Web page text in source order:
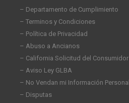
– Departamento de Cumplimiento
– Terminos y Condiciones
– Política de Privacidad
– Abuso a Ancianos
– California Solicitud del Consumidor
– Aviso Ley GLBA
– No Vendan mi Información Personal
– Disputas